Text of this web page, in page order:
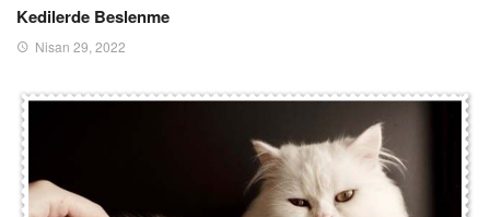
Kedilerde Beslenme
Nisan 29, 2022